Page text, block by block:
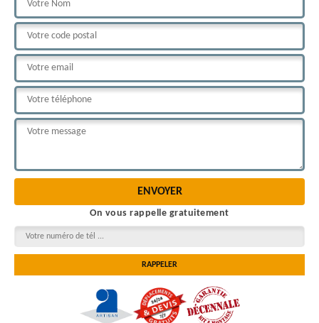
On vous rappelle gratuitement